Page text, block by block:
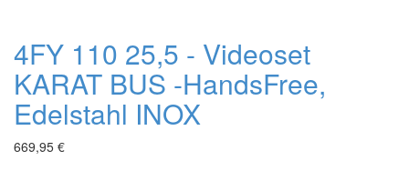
4FY 110 25,5 - Videoset
KARAT BUS -HandsFree,
Edelstahl INOX
669,95 €